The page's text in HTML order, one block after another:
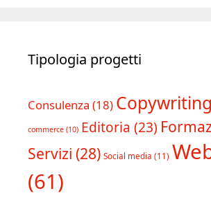
Tipologia progetti
Consulenza (18) Copywriting
commerce (10) Editoria (23)
Servizi (28) Social media (11)
(61)